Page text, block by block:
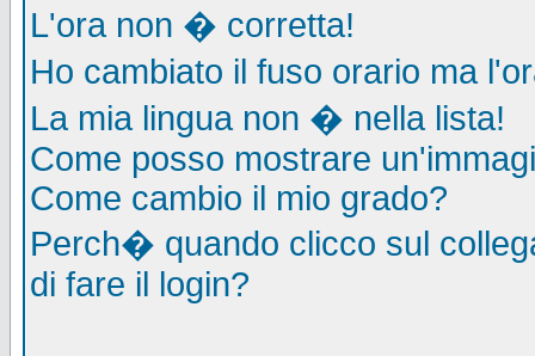
L'ora non � corretta!
Ho cambiato il fuso orario ma
La mia lingua non � nella lista!
Come posso mostrare
Come cambio il mio grado?
Perch� quando clicco sul
di fare il login?